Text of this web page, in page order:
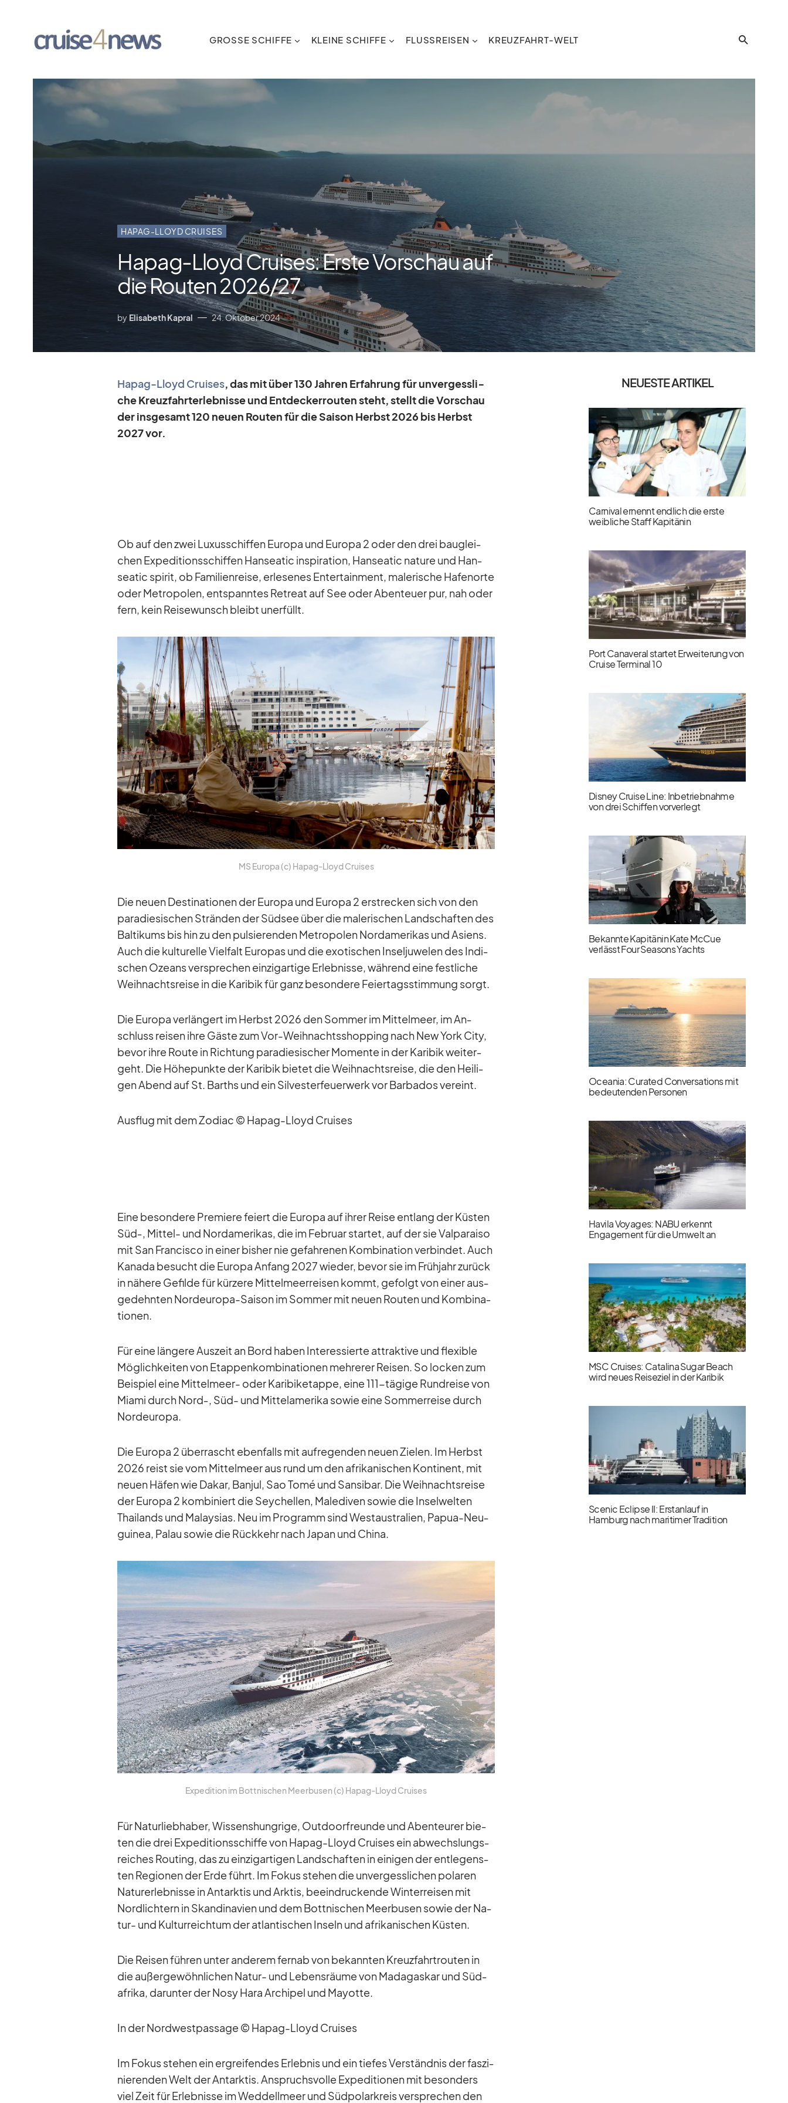
GROSSE SCHIFFE KLEINE SCHIFFE FLUSSREISEN KREUZFAHRT-WELT
HAPAG-LLOYD CRUISES
Hapag-Lloyd Cruises: Erste Vorschau auf
die Routen 2026/​27
by Elisabeth Kapral 24. Oktober 2024
Ha­pag-Lloyd Crui­ses, das mit über 130 Jah­ren Er­fah­rung für un­ver­gess­li­
che Kreuz­fahrt­er­leb­nisse und Ent­de­cker­rou­ten steht, stellt die Vor­schau
der ins­ge­samt 120 neuen Rou­ten für die Sai­son Herbst 2026 bis Herbst
2027 vor.
Ob auf den zwei Lu­xus­schif­fen Eu­ropa und Eu­ropa 2 oder den drei bau­glei­
chen Ex­pe­di­ti­ons­schif­fen Han­sea­tic in­spi­ra­tion, Han­sea­tic na­ture und Han­
sea­tic spi­rit, ob Fa­mi­li­en­reise, er­le­se­nes En­ter­tain­ment, ma­le­ri­sche Ha­fen­orte
oder Me­tro­po­len, ent­spann­tes Retreat auf See oder Aben­teuer pur, nah oder
fern, kein Rei­se­wunsch bleibt un­er­füllt.
MS Eu­ropa (c) Ha­pag-Lloyd Crui­ses
Die neuen De­sti­na­tio­nen der Eu­ropa und Eu­ropa 2 er­stre­cken sich von den
pa­ra­die­si­schen Strän­den der Süd­see über die ma­le­ri­schen Land­schaf­ten des
Bal­ti­kums bis hin zu den pul­sie­ren­den Me­tro­po­len Nord­ame­ri­kas und Asi­ens.
Auch die kul­tu­relle Viel­falt Eu­ro­pas und die exo­ti­schen In­sel­ju­we­len des In­di­
schen Oze­ans ver­spre­chen ein­zig­ar­tige Er­leb­nisse, wäh­rend eine fest­li­che
Weih­nachts­reise in die Ka­ri­bik für ganz be­son­dere Fei­er­tags­stim­mung sorgt.
Die Eu­ropa ver­län­gert im Herbst 2026 den Som­mer im Mit­tel­meer, im An­
schluss rei­sen ihre Gäste zum Vor-Weih­nachts­shop­ping nach New York City,
be­vor ihre Route in Rich­tung pa­ra­die­si­scher Mo­mente in der Ka­ri­bik wei­ter­
geht. Die Hö­he­punkte der Ka­ri­bik bie­tet die Weih­nachts­reise, die den Hei­li­
gen Abend auf St. Barths und ein Sil­ves­ter­feu­er­werk vor Bar­ba­dos ver­eint.
Aus­flug mit dem Zo­diac © Ha­pag-Lloyd Crui­ses
Eine be­son­dere Pre­miere fei­ert die Eu­ropa auf ih­rer Reise ent­lang der Küs­ten
Süd‑, Mit­tel- und Nord­ame­ri­kas, die im Fe­bruar star­tet, auf der sie Val­pa­raiso
mit San Fran­cisco in ei­ner bis­her nie ge­fah­re­nen Kom­bi­na­tion ver­bin­det. Auch
Ka­nada be­sucht die Eu­ropa An­fang 2027 wie­der, be­vor sie im Früh­jahr zu­rück
in nä­here Ge­filde für kür­zere Mit­tel­meer­rei­sen kommt, ge­folgt von ei­ner aus­
ge­dehn­ten Nord­eu­ropa-Sai­son im Som­mer mit neuen Rou­ten und Kom­bi­na­
tio­nen.
Für eine län­gere Aus­zeit an Bord ha­ben In­ter­es­sierte at­trak­tive und fle­xi­ble
Mög­lich­kei­ten von Etap­pen­kom­bi­na­tio­nen meh­re­rer Rei­sen. So lo­cken zum
Bei­spiel eine Mit­tel­meer- oder Ka­ri­bik­etappe, eine 111-tä­gige Rund­reise von
Mi­ami durch Nord‑, Süd- und Mit­tel­ame­rika so­wie eine Som­mer­reise durch
Nord­eu­ropa.
Die Eu­ropa 2 über­rascht eben­falls mit auf­re­gen­den neuen Zie­len. Im Herbst
2026 reist sie vom Mit­tel­meer aus rund um den afri­ka­ni­schen Kon­ti­nent, mit
neuen Hä­fen wie Da­kar, Ban­jul, Sao Tomé und San­si­bar. Die Weih­nachts­reise
der Eu­ropa 2 kom­bi­niert die Sey­chel­len, Ma­le­di­ven so­wie die In­sel­wel­ten
Thai­lands und Ma­lay­sias. Neu im Pro­gramm sind West­aus­tra­lien, Pa­pua-Neu­
gui­nea, Pa­lau so­wie die Rück­kehr nach Ja­pan und China.
Ex­pe­di­tion im Bot­t­ni­schen Meer­bu­sen (c) Ha­pag-Lloyd Crui­ses
Für Na­tur­lieb­ha­ber, Wis­sens­hung­rige, Out­door­freunde und Aben­teu­rer bie­
ten die drei Ex­pe­di­ti­ons­schiffe von Ha­pag-Lloyd Crui­ses ein ab­wechs­lungs­
rei­ches Rou­ting, das zu ein­zig­ar­ti­gen Land­schaf­ten in ei­ni­gen der ent­le­gens­
ten Re­gio­nen der Erde führt. Im Fo­kus ste­hen die un­ver­gess­li­chen po­la­ren
Na­tur­er­leb­nisse in Ant­ark­tis und Ark­tis, be­ein­dru­ckende Win­ter­rei­sen mit
Nord­lich­tern in Skan­di­na­vien und dem Bot­t­ni­schen Meer­bu­sen so­wie der Na­
tur- und Kul­tur­reich­tum der at­lan­ti­schen In­seln und afri­ka­ni­schen Küs­ten.
Die Rei­sen füh­ren un­ter an­de­rem fernab von be­kann­ten Kreuz­fahrt­rou­ten in
die au­ßer­ge­wöhn­li­chen Na­tur- und Le­bens­räume von Ma­da­gas­kar und Süd­
afrika, dar­un­ter der Nosy Hara Ar­chi­pel und Ma­yotte.
In der Nord­west­pas­sage © Ha­pag-Lloyd Crui­ses
Im Fo­kus ste­hen ein er­grei­fen­des Er­leb­nis und ein tie­fes Ver­ständ­nis der fas­zi­
nie­ren­den Welt der Ant­ark­tis. An­spruchs­volle Ex­pe­di­tio­nen mit be­son­ders
viel Zeit für Er­leb­nisse im Wed­dell­meer und Süd­po­lar­kreis ver­spre­chen den
NEUESTE ARTIKEL
Carnival ernennt endlich die erste
weibliche Staff Kapitänin
Port Canaveral startet Erweiterung von
Cruise Terminal 10
Disney Cruise Line: Inbetriebnahme
von drei Schiffen vorverlegt
Bekannte Kapitänin Kate McCue
verlässt Four Seasons Yachts
Oceania: Curated Conversations mit
bedeutenden Personen
Havila Voyages: NABU erkennt
Engagement für die Umwelt an
MSC Cruises: Catalina Sugar Beach
wird neues Reiseziel in der Karibik
Scenic Eclipse II: Erstanlauf in
Hamburg nach maritimer Tradition